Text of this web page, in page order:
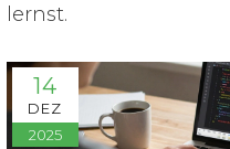
lernst.
14
DEZ
2025